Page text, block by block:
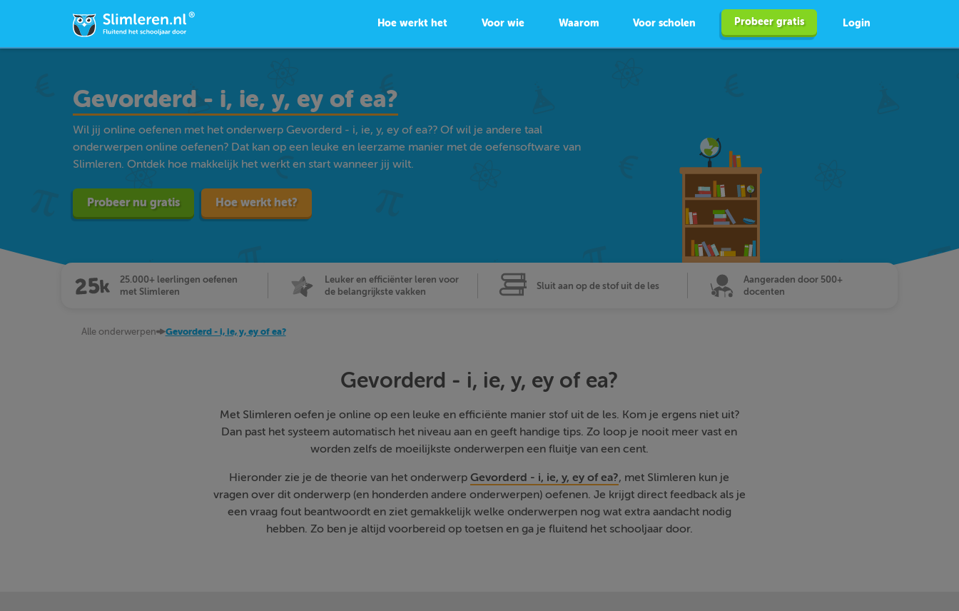
Hoe werkt het Voor wie Waarom Voor scholen Probeer gratis Login
Gevorderd - i, ie, y, ey of ea?
Wil jij online oefenen met het onderwerp Gevorderd - i, ie, y, ey of ea?? Of wil je andere taal
onderwerpen online oefenen? Dat kan op een leuke en leerzame manier met de oefensoftware van
Slimleren. Ontdek hoe makkelijk het werkt en start wanneer jij wilt.
Probeer nu gratis Hoe werkt het?
25.000+ leerlingen oefenen
met Slimleren
Leuker en efficiënter leren voor
de belangrijkste vakken
Sluit aan op de stof uit de les
Aangeraden door 500+
docenten
Alle onderwerpen Gevorderd - i, ie, y, ey of ea?
Gevorderd - i, ie, y, ey of ea?
Met Slimleren oefen je online op een leuke en efficiënte manier stof uit de les. Kom je ergens niet uit?
Dan past het systeem automatisch het niveau aan en geeft handige tips. Zo loop je nooit meer vast en
worden zelfs de moeilijkste onderwerpen een fluitje van een cent.
Hieronder zie je de theorie van het onderwerpGevorderd - i, ie, y, ey of ea?, met Slimleren kun je
vragen over dit onderwerp (en honderden andere onderwerpen) oefenen. Je krijgt direct feedback als je
een vraag fout beantwoordt en ziet gemakkelijk welke onderwerpen nog wat extra aandacht nodig
hebben. Zo ben je altijd voorbereid op toetsen en ga je fluitend het schooljaar door.